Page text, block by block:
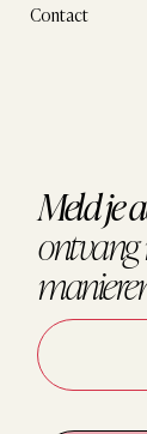
Contact
Meld je
ontvang